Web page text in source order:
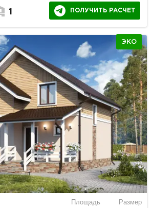
1 ПОЛУЧИТЬ РАСЧЕТ
ЭКО
Площадь Размер